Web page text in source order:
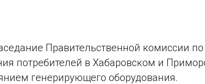
Правительственной комиссии
потребителей в Хабаровском и
генерирующего оборудования.